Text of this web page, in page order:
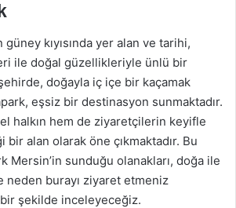
kıyısında yer alan ve tarihi,
ile doğal güzellikleriyle ünlü bir
doğayla iç içe bir kaçamak
eşsiz bir destinasyon sunmaktadır.
halkın hem de ziyaretçilerin keyifle
alan olarak öne çıkmaktadır. Bu
Mersin’in sunduğu olanakları, doğa ile
neden burayı ziyaret etmeniz
şekilde inceleyeceğiz.